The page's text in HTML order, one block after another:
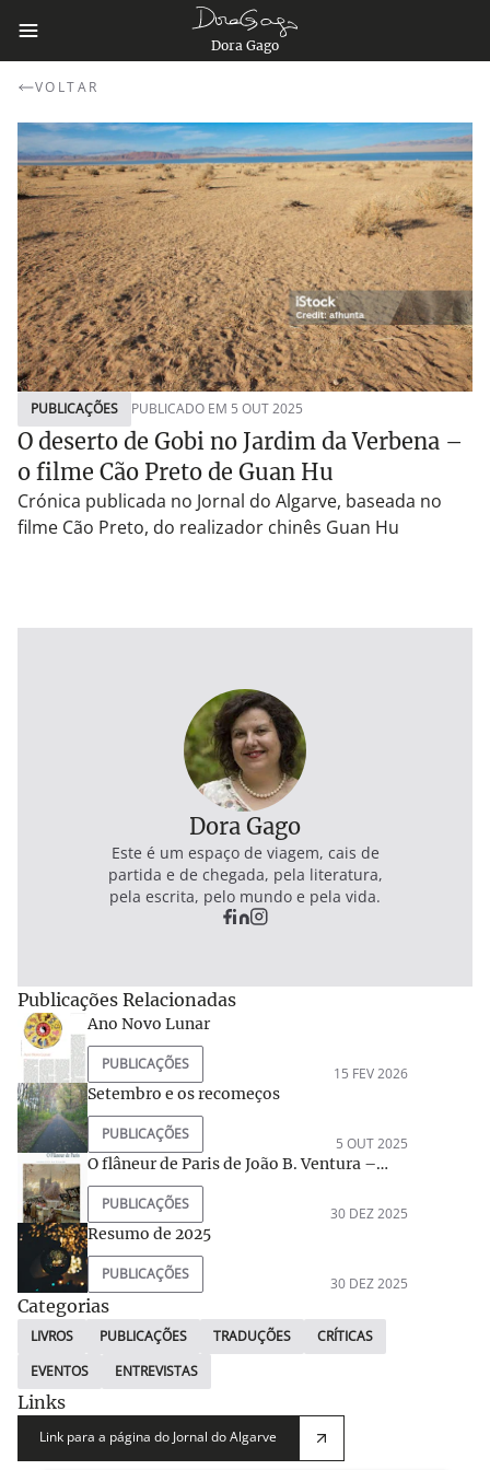
Dora Gago
VOLTAR
PUBLICAÇÕES PUBLICADO EM 5 OUT 2025
O deserto de Gobi no Jardim da Verbena –
o filme Cão Preto de Guan Hu
Crónica publicada no Jornal do Algarve, baseada no
filme Cão Preto, do realizador chinês Guan Hu
Dora Gago
Este é um espaço de viagem, cais de
partida e de chegada, pela literatura,
pela escrita, pelo mundo e pela vida.
Publicações Relacionadas
Ano Novo Lunar
PUBLICAÇÕES
15 FEV 2026
Setembro e os recomeços
PUBLICAÇÕES
5 OUT 2025
O flâneur de Paris de João B. Ventura –
deambulações rumo à essência
PUBLICAÇÕES
30 DEZ 2025
Resumo de 2025
PUBLICAÇÕES
30 DEZ 2025
Categorias
LIVROS PUBLICAÇÕES TRADUÇÕES
CRÍTICAS
EVENTOS
ENTREVISTAS
Links
Link para a página do Jornal do Algarve